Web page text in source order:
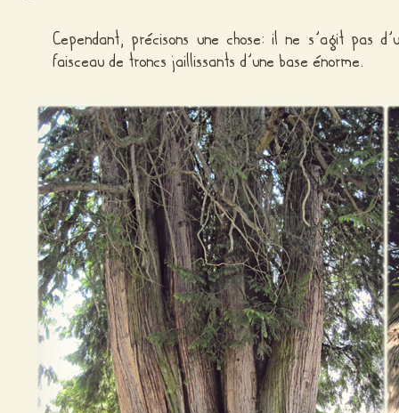
Cependant, précisons une chose: il ne s’agit pas
faisceau de troncs jaillissants d’une base énorme.